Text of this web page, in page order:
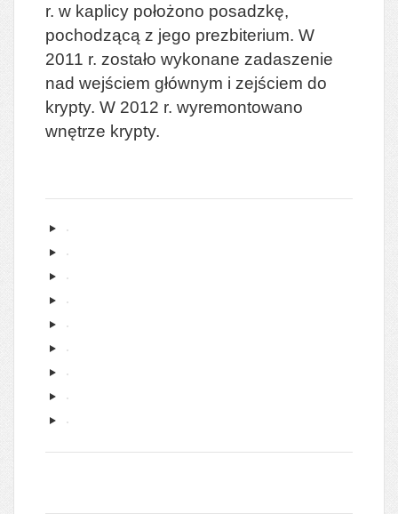
r. w kaplicy położono posadzkę,
pochodzącą z jego prezbiterium. W
2011 r. zostało wykonane zadaszenie
nad wejściem głównym i zejściem do
krypty. W 2012 r. wyremontowano
wnętrze krypty.